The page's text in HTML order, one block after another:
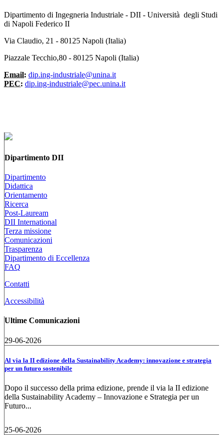
Dipartimento di Ingegneria Industriale - DII - Università degli Studi
di Napoli Federico II
Via Claudio, 21 - 80125 Napoli (Italia)
Piazzale Tecchio,80 - 80125 Napoli (Italia)
Email: dip.ing-industriale@unina.it
PEC: dip.ing-industriale@pec.unina.it
Dipartimento DII
Dipartimento
Didattica
Orientamento
Ricerca
Post-Lauream
DII International
Terza missione
Comunicazioni
Trasparenza
Dipartimento di Eccellenza
FAQ
Contatti
Accessibilità
Ultime Comunicazioni
29-06-2026
Al via la II edizione della Sustainability Academy: innovazione e strategia
per un futuro sostenibile
Dopo il successo della prima edizione, prende il via la II edizione
della Sustainability Academy – Innovazione e Strategia per un
Futuro...
25-06-2026